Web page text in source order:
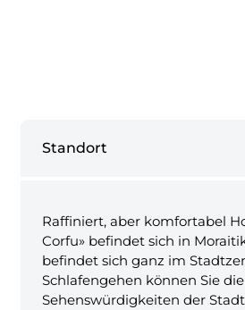
Standort
Raffiniert, aber komfortabel
Corfu» befindet sich in
befindet sich ganz im
Schlafengehen können Sie
Sehenswürdigkeiten der